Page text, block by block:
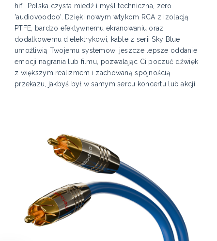
hifi. Polska czysta miedź i myśl techniczna, zero
'audiovoodoo'. Dzięki nowym wtykom RCA z izolacją
PTFE, bardzo efektywnemu ekranowaniu oraz
dodatkowemu dielektrykowi, kable z serii Sky Blue
umożliwią Twojemu systemowi jeszcze lepsze oddanie
emocji nagrania lub filmu, pozwalając Ci poczuć dźwięk
z większym realizmem i zachowaną spójnością
przekazu, jakbyś był w samym sercu koncertu lub akcji.